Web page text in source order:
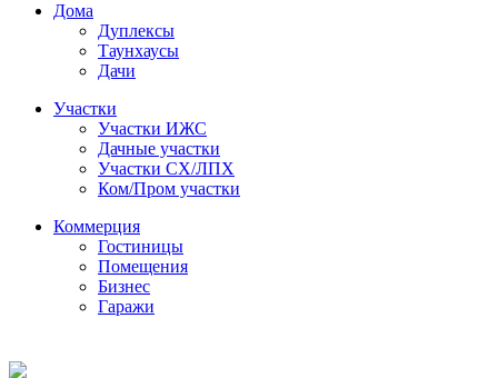
Дома
Дуплексы
Таунхаусы
Дачи
Участки
Участки ИЖС
Дачные участки
Участки СХ/ЛПХ
Ком/Пром участки
Коммерция
Гостиницы
Помещения
Бизнес
Гаражи